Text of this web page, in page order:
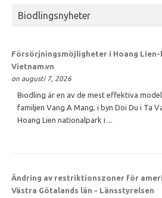
Biodlingsnyheter
Försörjningsmöjligheter i Hoang
Vietnam.vn
on augusti 7, 2026
Biodling är en av de mest effektiva
familjen Vang A Mang, i byn Doi Du i Ta
Hoang Lien nationalpark i ...
Ändring av restriktionszoner för
Västra Götalands län - Länsstyrelsen